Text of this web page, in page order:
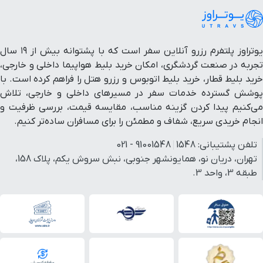
ایستگاه قطار
شهری مصلی
خیابان گاندی ۱ ساعت و ۱۲ دقیقه با خودرو (۶۲ کیلومتر و ۶۴ متر)
بیمارستان دی ۱ ساعت و ۱۲ دقیقه با خودرو (۶۲ کیلومتر و ۶۵ متر)
ایستگاه قطار
شهری شهید
صیاد شیرازی
۱ ساعت و ۹ دقیقه با خودرو (۶۲ کیلومتر و ۳۲۹ متر)
عالی قاپو
یوتراوز پلتفرم رزرو آنلاین سفر است که با پشتوانه بیش از ۱۹ سال
تجربه در صنعت گردشگری، امکان خرید بلیط هواپیما داخلی و خارجی،
خرید بلیط قطار، خرید بلیط اتوبوس و رزرو هتل را فراهم کرده است. با
پوشش گسترده خدمات سفر در مسیرهای داخلی و خارجی، تلاش
می‌کنیم پیدا کردن گزینه مناسب، مقایسه قیمت، بررسی ظرفیت و
انجام خریدی سریع، شفاف و مطمئن را برای مسافران ساده‌تر کنیم.
تلفن پشتیبانی: 1548
91001548 - 021
تهران، دریان نو، همایونشهر جنوبی، نبش سروش یکم، پلاک 158،
طبقه 3، واحد 3.